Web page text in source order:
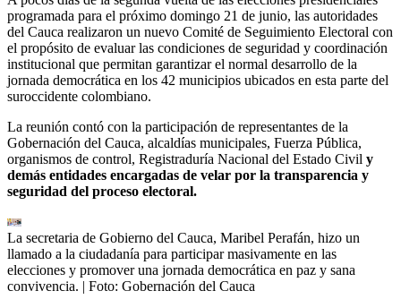
programada para el próximo domingo 21 de junio, las autoridades
del Cauca realizaron un nuevo Comité de Seguimiento Electoral con
el propósito de evaluar las condiciones de seguridad y coordinación
institucional que permitan garantizar el normal desarrollo de la
jornada democrática en los 42 municipios ubicados en esta parte del
suroccidente colombiano.
La reunión contó con la participación de representantes de la
Gobernación del Cauca, alcaldías municipales, Fuerza Pública,
organismos de control, Registraduría Nacional del Estado Civil y
demás entidades encargadas de velar por la transparencia y
seguridad del proceso electoral.
La secretaria de Gobierno del Cauca, Maribel Perafán, hizo un
llamado a la ciudadanía para participar masivamente en las
elecciones y promover una jornada democrática en paz y sana
convivencia. | Foto: Gobernación del Cauca